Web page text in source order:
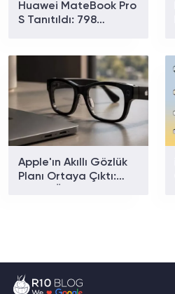
Huawei MateBook Pro
S Tanıtıldı: 798
Apple'ın Akıllı Gözlük
Planı Ortaya Çıktı: